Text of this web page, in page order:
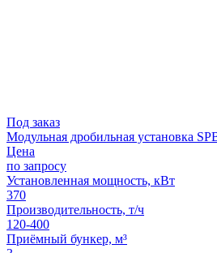
Под заказ
Модульная дробильная установка
Цена
по запросу
Установленная мощность, кВт
370
Производительность, т/ч
120-400
Приёмный бункер, м³